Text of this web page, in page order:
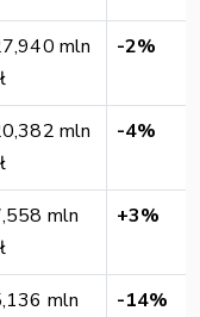
mln
-2%
mln
-4%
mln
+3%
mln
-14%